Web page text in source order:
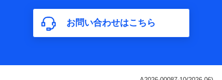
構成、住所、dポイント残高、dポイント利用履歴などが
含まれます。
利用情報
お問い合わせはこちら